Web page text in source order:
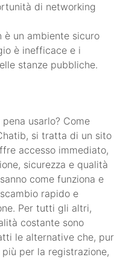
di networking
è un ambiente sicuro
è inefficace e i
stanze pubbliche.
usarlo? Come
si tratta di un sito
accesso immediato,
sicurezza e qualità
come funziona e
rapido e
Per tutti gli altri,
costante sono
le alternative che, pur
per la registrazione,